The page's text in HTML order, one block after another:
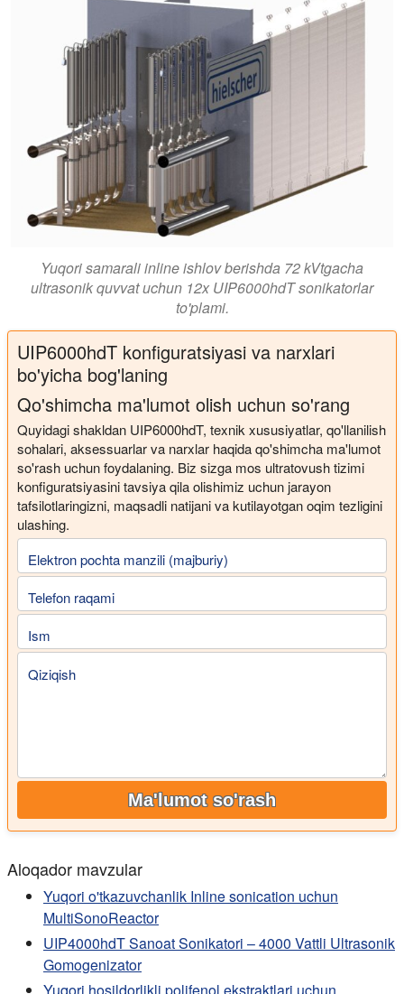
Yuqori samarali inline ishlov berishda 72 kVtgacha
ultrasonik quvvat uchun 12x UIP6000hdT sonikatorlar
to'plami.
UIP6000hdT konfiguratsiyasi va narxlari
bo'yicha bog'laning
Qo'shimcha ma'lumot olish uchun so'rang
Quyidagi shakldan UIP6000hdT, texnik xususiyatlar, qo'llanilish
sohalari, aksessuarlar va narxlar haqida qo'shimcha ma'lumot
so'rash uchun foydalaning. Biz sizga mos ultratovush tizimi
konfiguratsiyasini tavsiya qila olishimiz uchun jarayon
tafsilotlaringizni, maqsadli natijani va kutilayotgan oqim tezligini
ulashing.
Elektron pochta manzili (majburiy)
Telefon raqami
Ism
Qiziqish
Ma'lumot so'rash
Aloqador mavzular
Yuqori o'tkazuvchanlik Inline sonication uchun
MultiSonoReactor
UIP4000hdT Sanoat Sonikatori – 4000 Vattli Ultrasonik
Gomogenizator